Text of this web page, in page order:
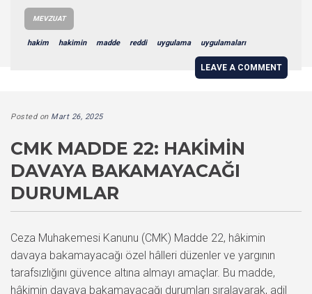
MEVZUAT
hakim hakimin madde reddi uygulama uygulamaları
LEAVE A COMMENT
Posted on Mart 26, 2025
CMK MADDE 22: HAKIMIN
DAVAYA BAKAMAYACAĞI
DURUMLAR
Ceza Muhakemesi Kanunu (CMK) Madde 22, hâkimin
davaya bakamayacağı özel hâlleri düzenler ve yargının
tarafsızlığını güvence altına almayı amaçlar. Bu madde,
hâkimin davaya bakamayacağı durumları sıralayarak, adil